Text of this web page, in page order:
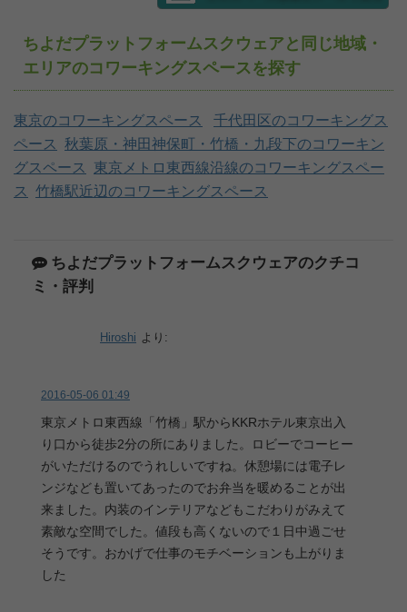
ちよだプラットフォームスクウェアと同じ地域・
エリアのコワーキングスペースを探す
東京のコワーキングスペース
千代田区のコワーキングス
ペース
秋葉原・神田神保町・竹橋・九段下のコワーキン
グスペース
東京メトロ東西線沿線のコワーキングスペー
ス
竹橋駅近辺のコワーキングスペース
ちよだプラットフォームスクウェアのクチコ
ミ・評判
Hiroshi より:
2016-05-06 01:49
東京メトロ東西線「竹橋」駅からKKRホテル東京出入
り口から徒歩2分の所にありました。ロビーでコーヒー
がいただけるのでうれしいですね。休憩場には電子レ
ンジなども置いてあったのでお弁当を暖めることが出
来ました。内装のインテリアなどもこだわりがみえて
素敵な空間でした。値段も高くないので１日中過ごせ
そうです。おかげで仕事のモチベーションも上がりま
した